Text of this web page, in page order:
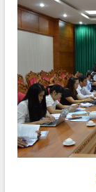
QUY HOẠCH - KẾ HOẠCH